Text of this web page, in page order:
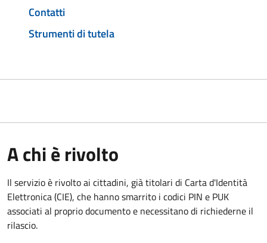
Contatti
Strumenti di tutela
A chi è rivolto
Il servizio è rivolto ai cittadini, già titolari di Carta d'Identità
Elettronica (CIE), che hanno smarrito i codici PIN e PUK
associati al proprio documento e necessitano di richiederne il
rilascio.